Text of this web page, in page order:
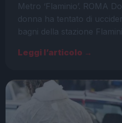
Metro ‘Flaminio’. ROMA
donna ha tentato di
bagni della stazione
Leggi l’articolo →